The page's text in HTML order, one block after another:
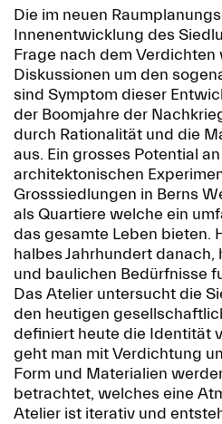
Die im neuen
Innenentwicklung des
Frage nach dem Verdichten
Diskussionen um den
sind Symptom dieser
der Boomjahre der
durch Rationalität und die
aus. Ein grosses Potential
architektonischen
Grosssiedlungen in Berns
als Quartiere welche ein
das gesamte Leben bieten.
halbes Jahrhundert danach,
und baulichen Bedürfnisse
Das Atelier untersucht die
den heutigen
definiert heute die Identität
geht man mit Verdichtung
Form und Materialien
betrachtet, welches eine
Atelier ist iterativ und